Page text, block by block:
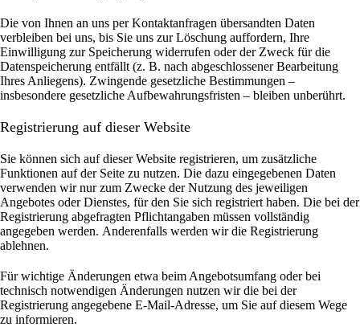
Die von Ihnen an uns per Kontaktanfragen übersandten Daten
verbleiben bei uns, bis Sie uns zur Löschung auffordern, Ihre
Einwilligung zur Speicherung widerrufen oder der Zweck für die
Datenspeicherung entfällt (z. B. nach abgeschlossener Bearbeitung
Ihres Anliegens). Zwingende gesetzliche Bestimmungen –
insbesondere gesetzliche Aufbewahrungsfristen – bleiben unberührt.
Registrierung auf dieser Website
Sie können sich auf dieser Website registrieren, um zusätzliche
Funktionen auf der Seite zu nutzen. Die dazu eingegebenen Daten
verwenden wir nur zum Zwecke der Nutzung des jeweiligen
Angebotes oder Dienstes, für den Sie sich registriert haben. Die bei der
Registrierung abgefragten Pflichtangaben müssen vollständig
angegeben werden. Anderenfalls werden wir die Registrierung
ablehnen.
Für wichtige Änderungen etwa beim Angebotsumfang oder bei
technisch notwendigen Änderungen nutzen wir die bei der
Registrierung angegebene E-Mail-Adresse, um Sie auf diesem Wege
zu informieren.